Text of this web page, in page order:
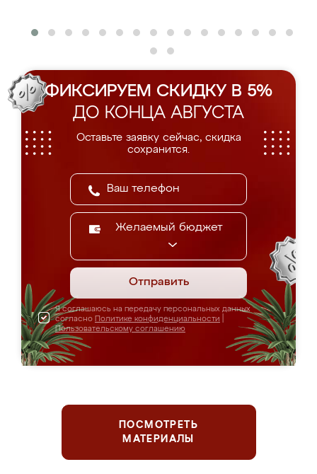
ФИКСИРУЕМ СКИДКУ В 5%
ДО КОНЦА АВГУСТА
Оставьте заявку сейчас, скидка
сохранится.
Желаемый бюджет
Отправить
Я соглашаюсь на передачу персональных данных
согласно Политике конфиденциальности
Пользовательскому соглашению
ПОСМОТРЕТЬ
МАТЕРИАЛЫ